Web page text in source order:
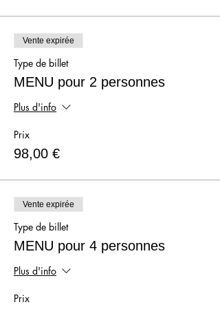
Vente expirée
Type de billet
MENU pour 2 personnes
Plus d'info
Prix
98,00 €
Vente expirée
Type de billet
MENU pour 4 personnes
Plus d'info
Prix